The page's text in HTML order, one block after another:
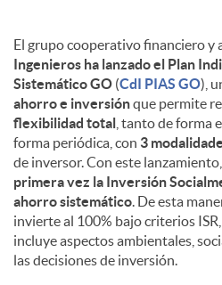
t
e
n
i
d
El grupo cooperativo financiero y
Ingenieros ha lanzado el Plan
Sistemático GO (CdI PIAS GO),
ahorro e inversiónque permite
flexibilidad total , tanto de forma
forma periódica, con 3
de inversor. Con este
primera vez la Inversión
ahorro sistemático . De esta
invierte al 100% bajo criterios
incluye aspectos ambientales,
las decisiones de inversión.